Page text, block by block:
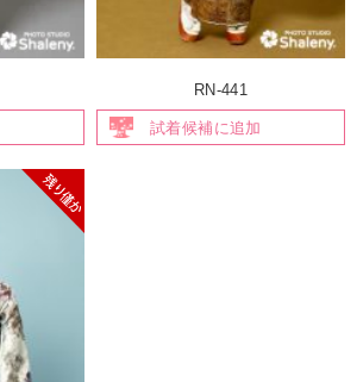
RN-441
試着候補に追加